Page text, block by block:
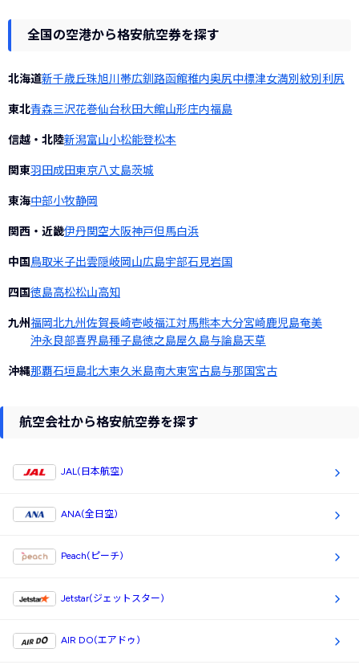
全国の空港から格安航空券を探す
北海道新千歳丘珠旭川 帯広釧路函館稚内奥尻中標津女満別 紋別 利尻
東北青森三沢花巻仙台秋田大館山形庄内福島
信越・北陸新潟富山小松能登松本
関東羽田成田東京八丈島茨城
東海中部小牧静岡
関西・近畿伊丹関空大阪神戸但馬白浜
中国鳥取米子出雲隠岐岡山広島宇部石見岩国
四国徳島高松松山高知
九州福岡北九州佐賀長崎壱岐福江対馬熊本大分宮崎鹿児島奄美
沖永良部喜界島種子島徳之島屋久島与論島天草
沖縄那覇石垣島北大東久米島南大東宮古島与那国宮古
航空会社から格安航空券を探す
JAL(日本航空)
ANA(全日空)
Peach(ピーチ)
Jetstar(ジェットスター)
AIR DO(エアドゥ)